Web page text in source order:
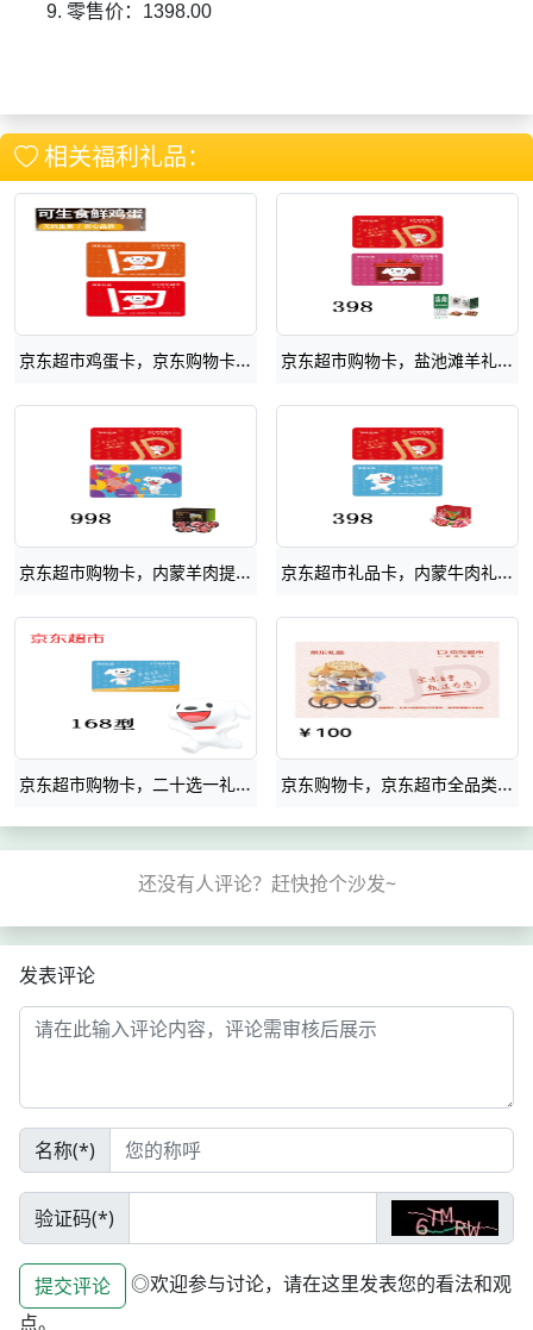
零售价：1398.00
相关福利礼品：
京东超市鸡蛋卡，京东购物卡可生食鲜鸡蛋 无抗生素/安心品质 京东超市购物卡，盐池滩羊礼盒，京东礼品卡员工福利礼品
京东超市购物卡，内蒙羊肉提货卡，京东礼品卡员工福利礼品卡 京东超市礼品卡，内蒙牛肉礼盒购物卡，京东礼品卡员工福利礼赠提货卡
京东超市购物卡，二十选一礼品册，京东礼品卡多选一购物卡 京东购物卡，京东超市全品类提货卡，京东礼品卡任意商品礼品卡
发表评论
名称(*)
验证码(*)
提交评论
◎欢迎参与讨论，请在这里发表您的看法和观
点。